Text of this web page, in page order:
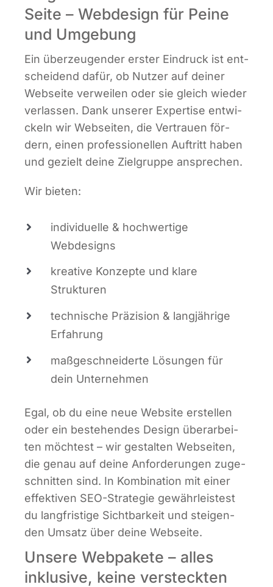
Seite – Webdesign für Peine
und Umgebung
Ein über­zeu­gen­der ers­ter Ein­druck ist ent­
schei­dend dafür, ob Nut­zer auf dei­ner
Web­sei­te ver­wei­len oder sie gleich wie­der
ver­las­sen. Dank unse­rer Exper­ti­se ent­wi­
ckeln wir Web­sei­ten, die Ver­trau­en för­
dern, einen pro­fes­sio­nel­len Auf­tritt haben
und gezielt dei­ne Ziel­grup­pe ansprechen.
Wir bie­ten:
indi­vi­du­el­le & hoch­wer­ti­ge
Webdesigns
krea­ti­ve Kon­zep­te und kla­re
Strukturen
tech­ni­sche Prä­zi­si­on & lang­jäh­ri­ge
Erfahrung
maß­ge­schnei­der­te Lösun­gen für
dein Unternehmen
Egal, ob du eine neue Web­site erstel­len
oder ein bestehen­des Design über­ar­bei­
ten möch­test – wir gestal­ten Web­sei­ten,
die genau auf dei­ne Anfor­de­run­gen zuge­
schnit­ten sind. In Kom­bi­na­ti­on mit einer
effek­ti­ven SEO-Stra­te­gie gewähr­leis­test
du lang­fris­ti­ge Sicht­bar­keit und stei­gen­
den Umsatz über dei­ne Webseite.
Unsere Webpakete – alles
inklusive, keine versteckten